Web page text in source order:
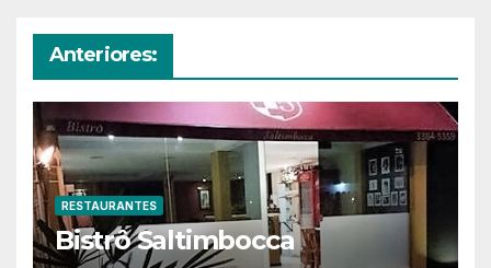
Anteriores:
RESTAURANTES
Bistrô Saltimbocca